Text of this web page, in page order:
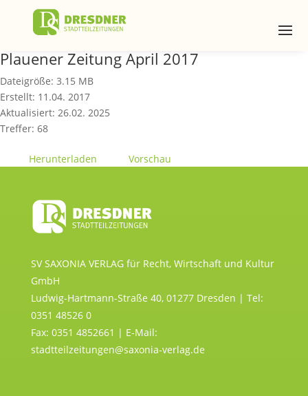
Plauener Zeitung April 2017
Dateigröße: 3.15 MB
Erstellt: 11.04. 2017
Aktualisiert: 26.02. 2025
Treffer: 68
Herunterladen Vorschau
SV SAXONIA VERLAG für Recht, Wirtschaft und Kultur
GmbH
Ludwig-Hartmann-Straße 40, 01277 Dresden | Tel:
0351 48526 0
Fax: 0351 4852661 | E-Mail:
stadtteilzeitungen@saxonia-verlag.de